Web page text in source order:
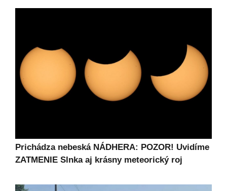
Prichádza nebeská NÁDHERA: POZOR! Uvidíme
ZATMENIE Slnka aj krásny meteorický roj